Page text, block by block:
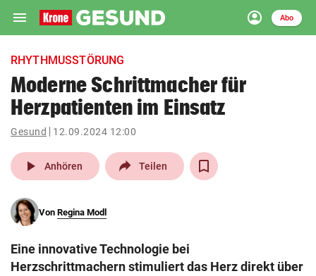
menu Navigation
ein-/ausklappen
account_circle
Anmelden
Abo
close Schließen
account_circle Anmelden
arrow_right
pin_drop
Wien arrow_right
search
eingeben
RHYTHMUSSTÖRUNG
Moderne Schrittmacher für
Herzpatienten im Einsatz
Gesund 12.09.2024 12:00
play_arrow Anhören Teilen
Von Regina Modl
Eine innovative Technologie bei
Herzschrittmachern stimuliert das Herz direkt über